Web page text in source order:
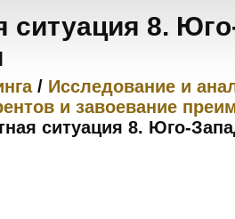
ситуация 8.
/ Исследование и
и завоевание
ситуация 8. Юго-